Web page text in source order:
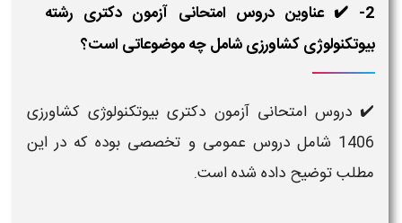
2- ✔️ عناوین دروس امتحانی آزمون دکتری رشته
بیوتکنولوژی کشاورزی شامل چه موضوعاتی است؟
✔️ دروس امتحانی آزمون دکتری بیوتکنولوژی کشاورزی
1406 شامل دروس عمومی و تخصصی بوده که در این
مطلب توضیح داده شده است.